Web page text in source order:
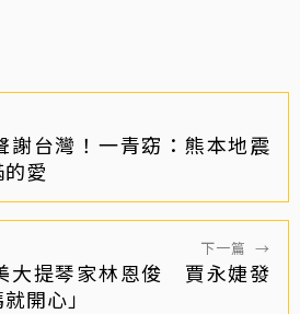
謝台灣！一青窈：熊本地震
愛
下一篇 →
大提琴家林恩俊 賈永婕發
開心」